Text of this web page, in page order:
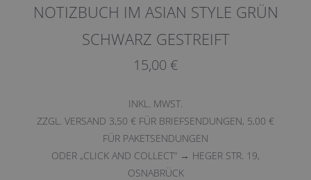
NOTIZBUCH IM ASIAN STYLE GRÜN
SCHWARZ GESTREIFT
15,00 €
INKL. MWST.
ZZGL. VERSAND 3,50 € FÜR BRIEFSENDUNGEN, 5,00 €
FÜR PAKETSENDUNGEN
ODER „CLICK AND COLLECT“ → HEGER STR. 19,
OSNABRÜCK